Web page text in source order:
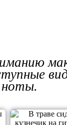
ноты.